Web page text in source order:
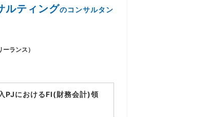
ルティングのコンサルタン
ランス）
におけるFI(財務会計)領